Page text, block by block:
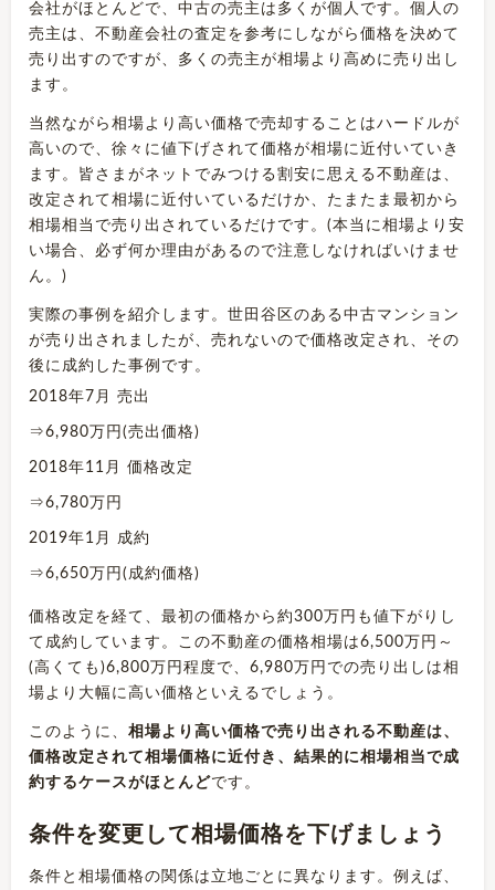
会社がほとんどで、中古の売主は多くが個人です。個人の
売主は、不動産会社の査定を参考にしながら価格を決めて
売り出すのですが、多くの売主が相場より高めに売り出し
ます。
当然ながら相場より高い価格で売却することはハードルが
高いので、徐々に値下げされて価格が相場に近付いていき
ます。皆さまがネットでみつける割安に思える不動産は、
改定されて相場に近付いているだけか、たまたま最初から
相場相当で売り出されているだけです。(本当に相場より安
い場合、必ず何か理由があるので注意しなければいけませ
ん。)
実際の事例を紹介します。世田谷区のある中古マンション
が売り出されましたが、売れないので価格改定され、その
後に成約した事例です。
2018年7月 売出
⇒6,980万円(売出価格)
2018年11月 価格改定
⇒6,780万円
2019年1月 成約
⇒6,650万円(成約価格)
価格改定を経て、最初の価格から約300万円も値下がりし
て成約しています。この不動産の価格相場は6,500万円～
(高くても)6,800万円程度で、6,980万円での売り出しは相
場より大幅に高い価格といえるでしょう。
このように、 相場より高い価格で売り出される不動産は、
価格改定されて相場価格に近付き、結果的に相場相当で成
約するケースがほとんどです。
条件を変更して相場価格を下げましょう
条件と相場価格の関係は立地ごとに異なります。例えば、